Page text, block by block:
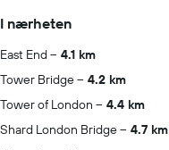
I nærheten
East End
4.1 km
Tower Bridge
4.2 km
Tower of London
4.4 km
Shard London Bridge
4.7 km